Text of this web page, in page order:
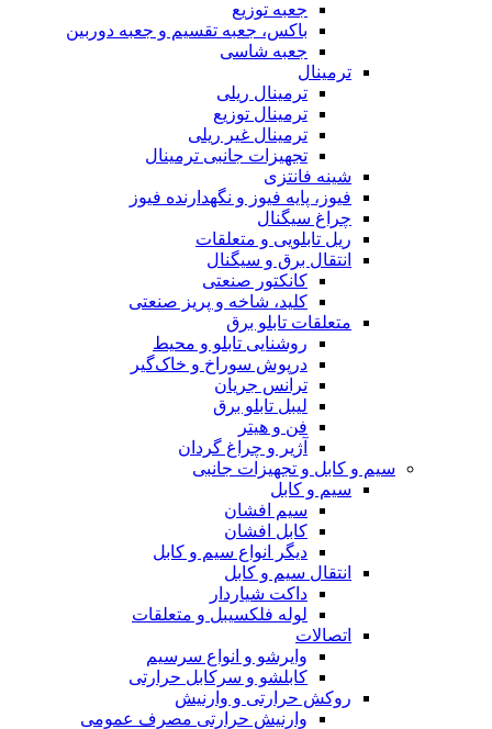
جعبه توزیع
باکس، جعبه تقسیم و جعبه دوربین
جعبه شاسی
ترمینال
ترمینال ریلی
ترمینال توزیع
ترمینال غیر ریلی
تجهیزات جانبی ترمینال
شینه فانتزی
فیوز، پایه فیوز و نگهدارنده فیوز
چراغ سیگنال
ریل تابلویی و متعلقات
انتقال برق و سیگنال
کانکتور صنعتی
کلید، شاخه و پریز صنعتی
متعلقات تابلو برق
روشنایی تابلو و محیط
درپوش سوراخ و خاک‌گیر
ترانس جریان
لیبل تابلو برق
فن و هیتر
آژیر و چراغ گردان
سیم و کابل و تجهیزات جانبی
سیم و کابل
سیم افشان
کابل افشان
دیگر انواع سیم و کابل
انتقال سیم و کابل
داکت شیاردار
لوله فلکسیبل و متعلقات
اتصالات
وایرشو و انواع سرسیم
کابلشو و سرکابل حرارتی
روکش حرارتی و وارنیش
وارنیش حرارتی مصرف عمومی